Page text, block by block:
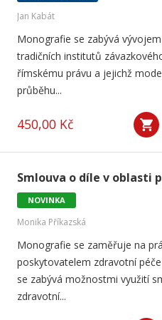
Jan Kabát
Monografie se zabývá
tradičních institutů
římskému právu a jejichž
průběhu...
450,00 Kč
Smlouva o díle v oblasti
NOVINKA
Monika Příkazská
Monografie se zaměřuje na
poskytovatelem zdravotní
se zabývá možnostmi využití
zdravotní...